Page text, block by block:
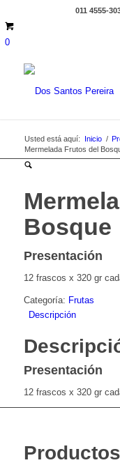
011 4555-
0
Usted está aquí: Inicio /
Mermelada Frutos del
Bosque
Presentación
12 frascos x 320 gr
Categoría: Frutas
Descripción
Presentación
12 frascos x 320 gr